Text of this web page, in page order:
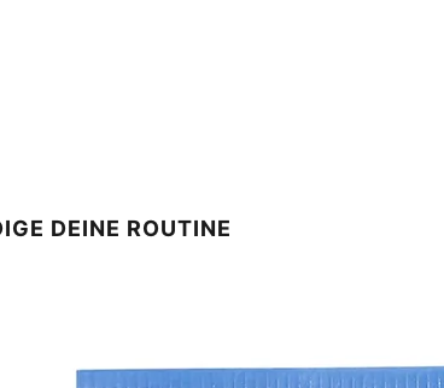
DEINE ROUTINE